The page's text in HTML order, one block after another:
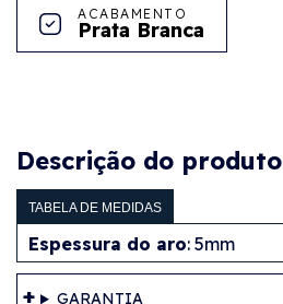
ACABAMENTO
Prata Branca
Descrição do produto
TABELA DE MEDIDAS
Espessura do aro: 5mm
GARANTIA